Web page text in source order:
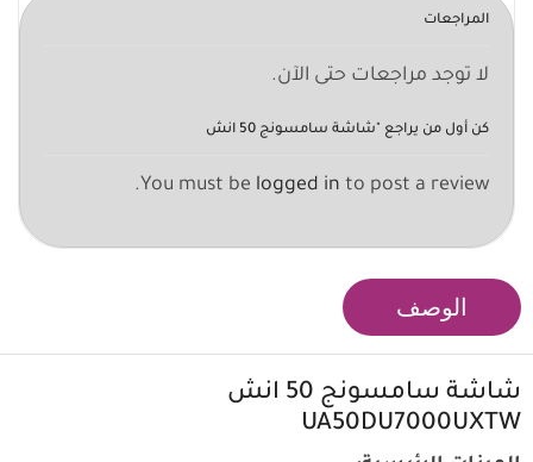
المراجعات
لا توجد مراجعات حتى الآن.
كن أول من يراجع "شاشة سامسونج 50 انش
You must be logged in to post a review.
الوصف
شاشة سامسونج 50 انش
UA50DU7000UXTW